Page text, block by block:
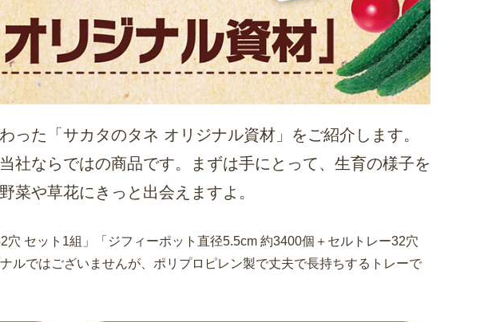
った「サカタのタネ オリジナル資材」をご紹介します。
社ならではの商品です。まずは手にとって、生育の様子を
菜や草花にきっと出会えますよ。
セット1組」「ジフィーポット直径5.5cm 約3400個＋セルトレー32穴
ルではございませんが、ポリプロピレン製で丈夫で長持ちするトレーで